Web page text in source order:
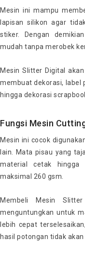
Mesin ini mampu
lapisan silikon agar
stiker. Dengan
mudah tanpa merobek
Mesin Slitter Digital
membuat dekorasi, label
hingga dekorasi
Fungsi Mesin
Mesin ini cocok
lain. Mata pisau yang
material cetak hingga
maksimal 260 gsm.
Membeli Mesin
menguntungkan untuk
lebih cepat
hasil potongan tidak